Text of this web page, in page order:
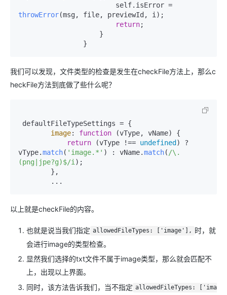
                        self.
isError
throwError(msg, file, previewId, i);
return;
                }
我们可以发现，文件类型的检查是发生在checkFile方法上，那么c
heckFile方法到底做了些什么呢？
image: function (vType, vName) {
return (vType !== undefined) ?
vType.match( 'image.*' ) : vName.match( /\.
(png|jpe?g)$/i );
        ...
以上就是checkFile的内容。
也就是说当我们指定 allowedFileTypes: ['image'], 时，就
会进行image的类型检查。
显然我们选择的txt文件不属于image类型，那么就会匹配不
上，出现以上界面。
同时，该方法告诉我们，当不指定 allowedFileTypes: ['ima